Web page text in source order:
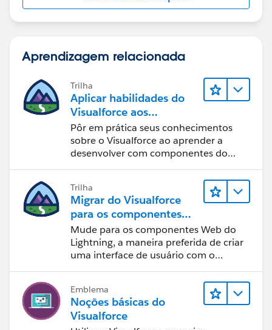
Aprendizagem relacionada
Trilha
Aplicar habilidades do
Visualforce aos
Componentes do
Lightning
Pôr em prática seus conhecimentos
sobre o Visualforce ao aprender a
desenvolver com componentes do
Trilha
Migrar do Visualforce
para os componentes
Web do Lightning
Mude para os componentes Web do
Lightning, a maneira preferida de criar
uma interface de usuário com o
Emblema
Noções básicas do
Visualforce